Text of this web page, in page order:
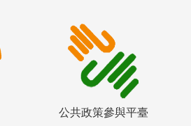
公共政策參與平臺